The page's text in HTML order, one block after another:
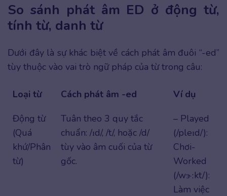
So sánh phát âm ED ở động từ,
tính từ, danh từ
Dưới đây là sự khác biệt về cách phát âm đuôi “-ed”
tùy thuộc vào vai trò ngữ pháp của từ trong câu:
Loại từ Cách phát âm -ed
Ví dụ
Động từ
(Quá
khứ/Phân
từ)
Tuân theo 3 quy tắc
chuẩn: /ɪd/, /t/, hoặc /d/
tùy vào âm cuối của từ
gốc.
– Played
(/pleɪd/):
Chơi-
Worked
(/wɝːkt/):
Làm việc